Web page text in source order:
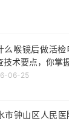
么喉镜后做活检
技术要点，你掌
06-25
市钟山区人民医